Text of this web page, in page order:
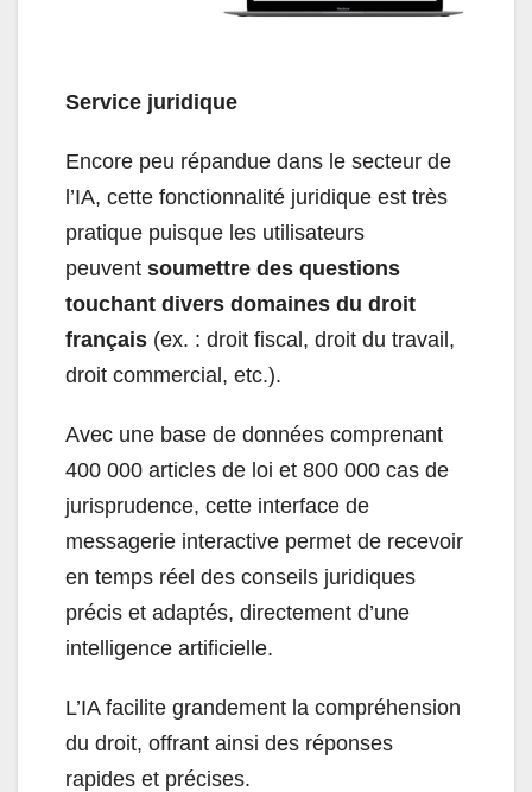
Service juridique
Encore peu répandue dans le secteur de
l’IA, cette fonctionnalité juridique est très
pratique puisque les utilisateurs
peuvent soumettre des questions
touchant divers domaines du droit
français (ex. : droit fiscal, droit du travail,
droit commercial, etc.).
Avec une base de données comprenant
400 000 articles de loi et 800 000 cas de
jurisprudence, cette interface de
messagerie interactive permet de recevoir
en temps réel des conseils juridiques
précis et adaptés, directement d’une
intelligence artificielle.
L’IA facilite grandement la compréhension
du droit, offrant ainsi des réponses
rapides et précises.